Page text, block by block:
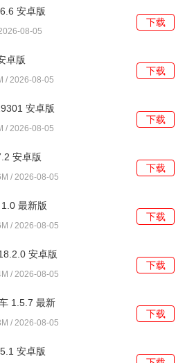
输入汉字、拼音或部首快速找到所
字的查询结果不仅包含字音，还提
信息。
个字的历史演变和文化背景，增加
览名家作品和古籍资料，用户能获
。
习一个字，探索与之形体相近或书
。
将看到主界面，点击查询按钮，进
择汉字输入、拼音搜索或部首查
安卓版
08-05
下载
卓版
/ 2026-08-05
下载
安卓版
/ 2026-08-05
下载
安卓版
/ 2026-08-05
下载
最新版
/ 2026-08-05
下载
安卓版
/ 2026-08-05
下载
1.5.7 最新
/ 2026-08-05
下载
安卓版